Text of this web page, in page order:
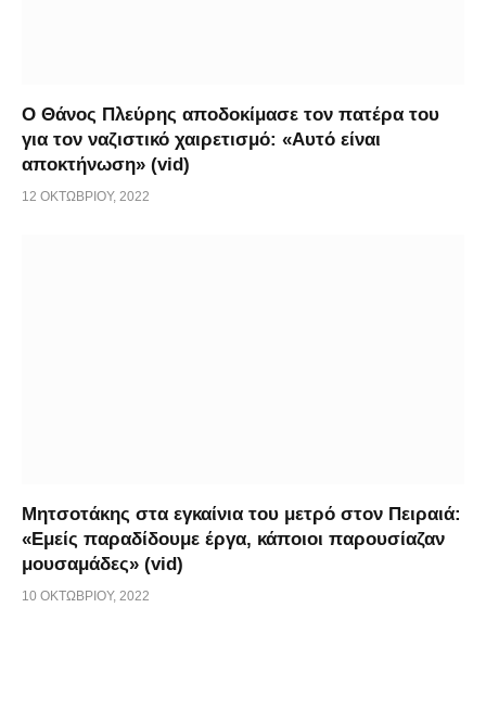
Ο Θάνος Πλεύρης αποδοκίμασε τον πατέρα του
για τον ναζιστικό χαιρετισμό: «Aυτό είναι
αποκτήνωση» (vid)
12 ΟΚΤΩΒΡΊΟΥ, 2022
Μητσοτάκης στα εγκαίνια του μετρό στον Πειραιά:
«Εμείς παραδίδουμε έργα, κάποιοι παρουσίαζαν
μουσαμάδες» (vid)
10 ΟΚΤΩΒΡΊΟΥ, 2022